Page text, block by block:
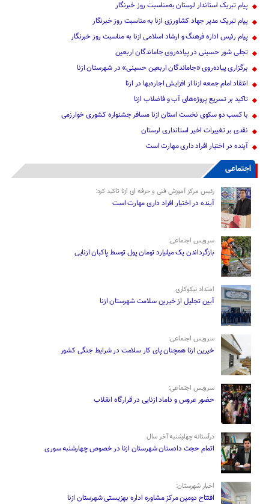
پیام تبریک استاندار لرستان به‌مناسبت روز خبرنگار
پیام تبریک مدیر جهاد کشاورزی ازنا به مناسبت روز خبرنگار
پیام رئیس اداره فرهنگ و ارشاد اسلامی ازنا به مناسبت روز خبرنگار
تجلی شور حسینی در پیاده‌روی جاماندگان اربعین
برگزاری پیاده‌روی «جاماندگان اربعین حسینی» در شهرستان ازنا
انتقاد امام جمعه ازنا از افزایش اجاره‌بها در ازنا
تاکید بر تسریع پروژه‌های آب و فاضلاب ازنا
با کسب دو سکوی نخست استان ازنا مسافر جشنواره کشوری خوارزمی
نقدی بر تغییرات اخیر استانداری لرستان
آینده در اختیار افراد داری مهارت است
اجتماعی
رئیس مرکز آموزش فنی و حرفه ای ازنا تاکید کرد:
آینده در اختیار افراد داری مهارت است
سرویس اجتماعی:
بازگرداندن یک میلیارد تومان پول توسط پاکبان ازنایی
امتداد نیکوکاری
آیین تجلیل از خیرین سلامت شهرستان ازنا
سرویس اجتماعی:
خیرین ازنا همچنان پای کار سلامت در شرایط جنگی کشور
سرویس اجتماعی:
حضور عروس و داماد ازنایی در قرارگاه انقلاب
درآستانه چهارشنبه آخر سال
اتمام حجت دادستان شهرستان ازنا در خصوص چهارشنبه ‌سوری
اخبار شهرستان:
افتتاح دومین مرکز مشاوره اداره بهزیستی شهرستان ازنا